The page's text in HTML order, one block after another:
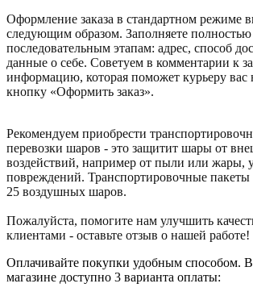
Оформление заказа в стандартном режиме
следующим образом. Заполняете
последовательным этапам: адрес, способ
данные о себе. Советуем в комментарии к
информацию, которая поможет курьеру
кнопку «Оформить заказ».
Рекомендуем приобрести
перевозки шаров - это защитит шары от
воздействий, например от пыли или жары,
повреждений. Транспортировочные
25 воздушных шаров.
Пожалуйста, помогите нам улучшить
клиентами - оставьте отзыв о нашей работе!
Оплачивайте покупки удобным способом.
магазине доступно 3 варианта оплаты: